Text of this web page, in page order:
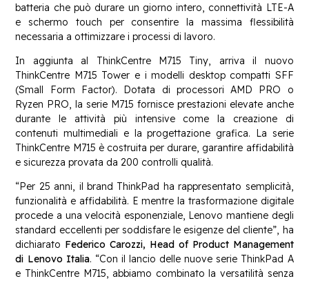
batteria che può durare un giorno intero, connettività LTE-A
e schermo touch per consentire la massima flessibilità
necessaria a ottimizzare i processi di lavoro.
In aggiunta al ThinkCentre M715 Tiny, arriva il nuovo
ThinkCentre M715 Tower e i modelli desktop compatti SFF
(Small Form Factor). Dotata di processori AMD PRO o
Ryzen PRO, la serie M715 fornisce prestazioni elevate anche
durante le attività più intensive come la creazione di
contenuti multimediali e la progettazione grafica. La serie
ThinkCentre M715 è costruita per durare, garantire affidabilità
e sicurezza provata da 200 controlli qualità.
“Per 25 anni, il brand ThinkPad ha rappresentato semplicità,
funzionalità e affidabilità. E mentre la trasformazione digitale
procede a una velocità esponenziale, Lenovo mantiene degli
standard eccellenti per soddisfare le esigenze del cliente”, ha
dichiarato Federico Carozzi, Head of Product Management
di Lenovo Italia. “Con il lancio delle nuove serie ThinkPad A
e ThinkCentre M715, abbiamo combinato la versatilità senza